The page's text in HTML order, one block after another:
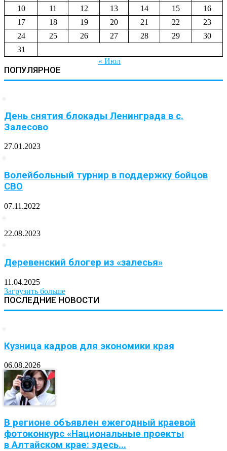
10 11 12 13 14 15
16
17
18 19 20 21 22
23
24
25 26 27 28 29
30
31
« Июл
ПОПУЛЯРНОЕ
День снятия блокады Ленинграда в с.
Залесово
27.01.2023
Волейбольный турнир в поддержку бойцов
СВО
07.11.2022
22.08.2023
Деревенский блогер из «залесья»
11.04.2025
Загрузить больше
ПОСЛЕДНИЕ НОВОСТИ
Кузница кадров для экономики края
06.08.2026
В регионе объявлен ежегодный краевой
фотоконкурс «Национальные проекты
в Алтайском крае: здесь...